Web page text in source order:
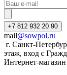
+7 812 932 20 90
mail@sowpol.ru
г. Санкт-
этаж, вход с
Интернет-магазин